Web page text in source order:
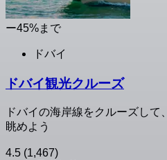
ー45%まで
ドバイ
ドバイ観光クルーズ
ドバイの海岸線をクルーズし
眺めよう
4.5 (1,467)